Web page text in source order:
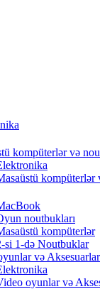
kompüterlər və
kompüterlər
noutbukları
kompüterlər
si 1-də Noutbuklar
və Aksesuarlar
oyunlar və